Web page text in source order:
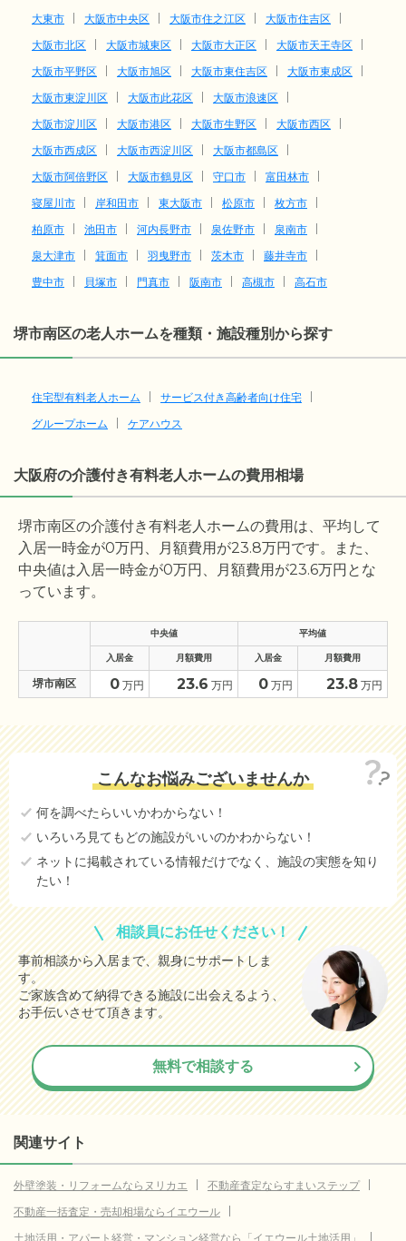
大東市
大阪市中央区 大阪市住之江区
大阪市住吉区
大阪市北区
大阪市城東区 大阪市大正区
大阪市天王寺区
大阪市平野区
大阪市旭区 大阪市東住吉区
大阪市東成区
大阪市東淀川区
大阪市此花区
大阪市浪速区
大阪市淀川区
大阪市港区 大阪市生野区
大阪市西区
大阪市西成区
大阪市西淀川区
大阪市都島区
大阪市阿倍野区
大阪市鶴見区 守口市
富田林市
寝屋川市
岸和田市 東大阪市 松原市
枚方市
柏原市
池田市 河内長野市 泉佐野市
泉南市
泉大津市
箕面市 羽曳野市 茨木市
藤井寺市
豊中市
貝塚市 門真市 阪南市 高槻市 高石市
堺市南区の老人ホームを種類・施設種別から探す
住宅型有料老人ホーム
サービス付き高齢者向け住宅
グループホーム
ケアハウス
大阪府の介護付き有料老人ホームの費用相場
堺市南区の介護付き有料老人ホームの費用は、平均して
入居一時金が0万円、月額費用が23.8万円です。また、
中央値は入居一時金が0万円、月額費用が23.6万円とな
っています。
中央値 平均値
入居金 月額費用 入居金 月額費用
堺市南区 0 万円 23.6 万円 0 万円 23.8 万円
こんなお悩みございませんか
何を調べたらいいかわからない！
いろいろ見てもどの施設がいいのかわからない！
ネットに掲載されている情報だけでなく、施設の実態を知り
たい！
相談員にお任せください！
事前相談から入居まで、親身にサポートしま
す。
ご家族含めて納得できる施設に出会えるよう、
お手伝いさせて頂きます。
無料で相談する
関連サイト
外壁塗装・リフォームならヌリカエ
不動産査定ならすまいステップ
不動産一括査定・売却相場ならイエウール
土地活用・アパート経営・マンション経営なら「イエウール土地活用」